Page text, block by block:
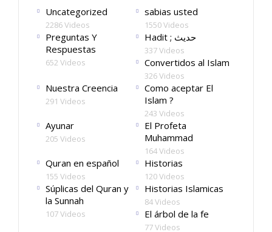
Uncategorized
2286 Videos
sabias usted
1550 Videos
Preguntas Y
Respuestas
652 Videos
Hadit ; حديث
337 Videos
Convertidos al Islam
326 Videos
Nuestra Creencia
291 Videos
Como aceptar El
Islam ?
243 Videos
Ayunar
205 Videos
El Profeta
Muhammad
164 Videos
Quran en español
155 Videos
Historias
120 Videos
Súplicas del Quran y
la Sunnah
107 Videos
Historias Islamicas
84 Videos
El árbol de la fe
77 Videos